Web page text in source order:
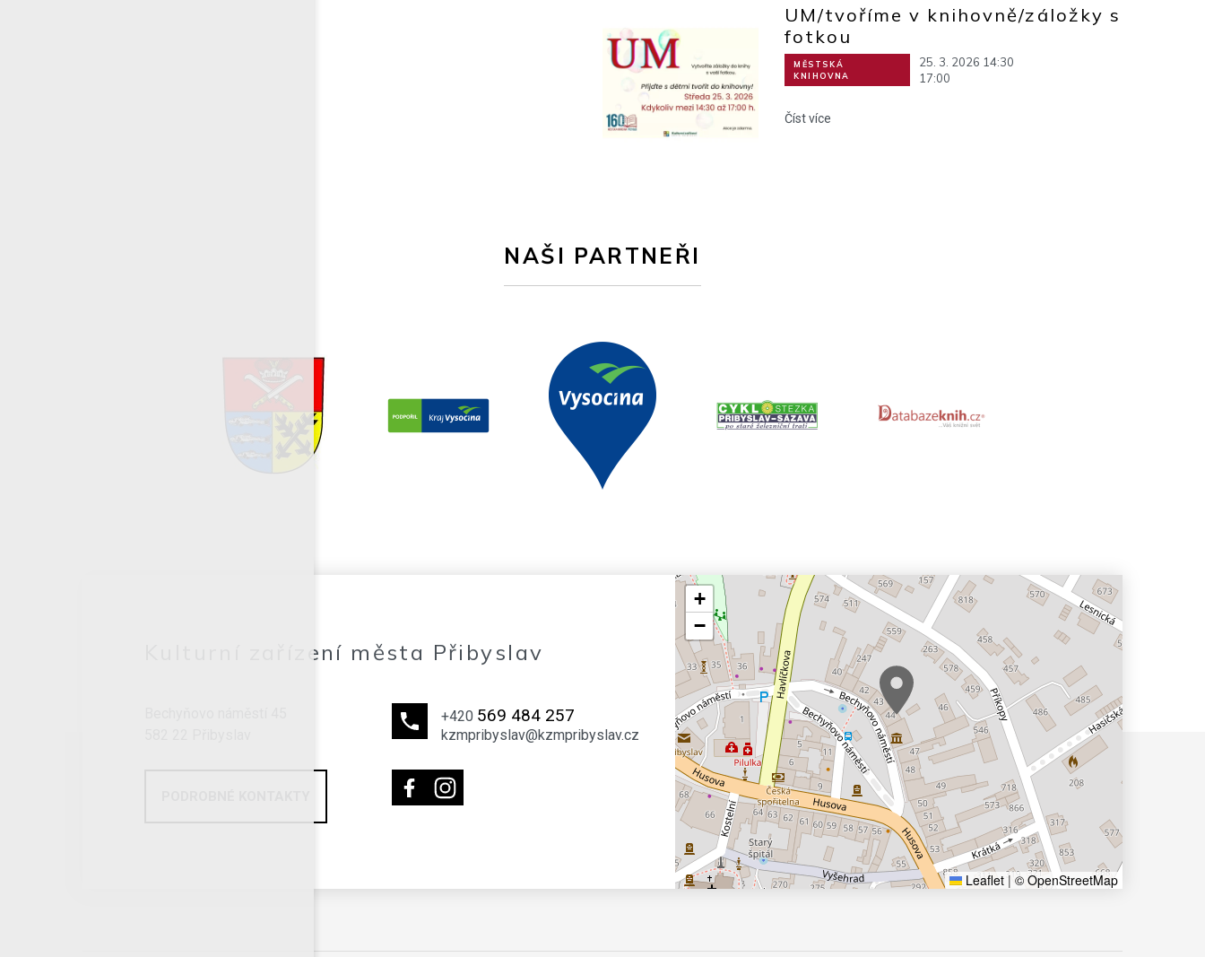
MĚSTSKÁ
KNIHOVNA
25. 3. 2026 14:30
17:00
UM/tvoříme v knihovně/záložky s
fotkou
Číst více
NAŠI PARTNEŘI
Kulturní zařízení města Přibyslav
+420 569 484 257
kzmpribyslav@kzmpribyslav.cz
+
−
Leaflet | © OpenStreetMap